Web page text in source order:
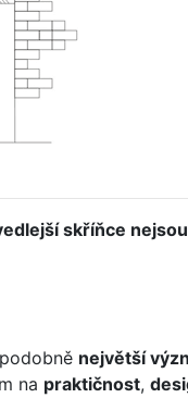
skříňce
největší
na praktičnost,